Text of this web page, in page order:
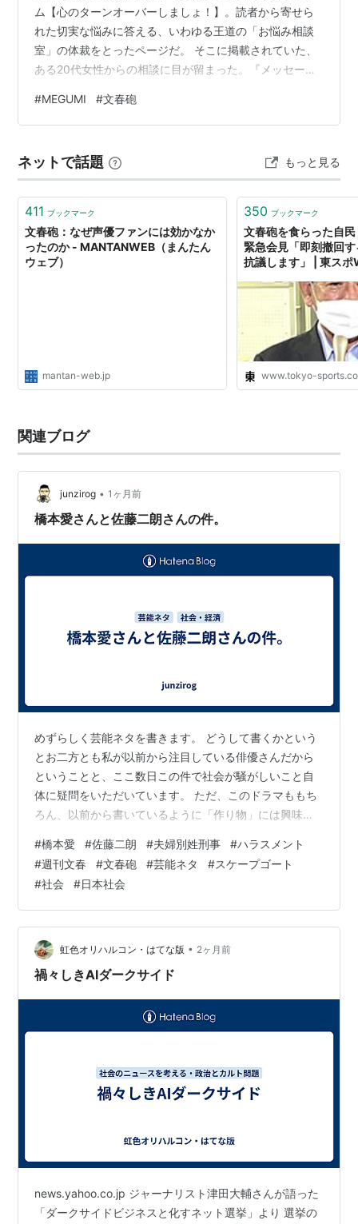
ム【心のターンオーバーしましょ！】。読者から寄せら
れた切実な悩みに答える、いわゆる王道の「お悩み相談
室」の体裁をとったページだ。 そこに掲載されていた、
ある20代女性からの相談に目が留まった。『メッセージ
ぜか沈黙してしまう』―― 彼女はマッチングアプリを主
戦場に婚活へ励んでいるそうなのだが、実際に会ってみ
のだという。‥ここでの肝は、まさに「メッセージでは饒
舌なのに‥‥」という一点に尽きる。 画面の向こう側で踊
る威勢の良い言葉と、目の前で沈黙す…
#MEGUMI #文春砲
ネットで話題 もっと見る
411 ブックマーク
文春砲：なぜ声優ファンには効かなか
ったのか - MANTANWEB（まんたん
ウェブ）
mantan-web.jp
350 ブックマーク
文春砲を食らった自
緊急会見「即刻撤回
抗議します」 | 東スポ
www.tokyo-
関連ブログ
junzirog • 1ヶ月前
橋本愛さんと佐藤二朗さんの件。
めずらしく芸能ネタを書きます。 どうして書くかという
とお二方とも私が以前から注目している俳優さんだから
ということと、ここ数日この件で社会が騒がしいこと自
体に疑問をいただいています。 ただ、このドラマももち
ろん、以前から書いているように「作り物」には興味が
は。 以前からの読者の皆様はご存知だと思いますが、私
の観るドラマはせいぜいNHKの朝ドラか大河が中心で、
何らかの社会性をテーマにしたドラマでないと観る気が
しないのです。 そういった中でこの二方も、橋本愛さん
は「あまちゃん」、佐藤二朗さんは「ひきこもり先生」
で注目し、以後応援しています。 ですので、…
#橋本愛 #佐藤二朗 #夫婦別姓刑事 #ハラスメント
#週刊文春 #文春砲 #芸能ネタ #スケープゴート
#社会 #日本社会
虹色オリハルコン・はてな版 • 2ヶ月前
禍々しきAIダークサイド
news.yahoo.co.jp ジャーナリスト津田大輔さんが語った
「ダークサイドビジネスと化すネット選挙」より 選挙の